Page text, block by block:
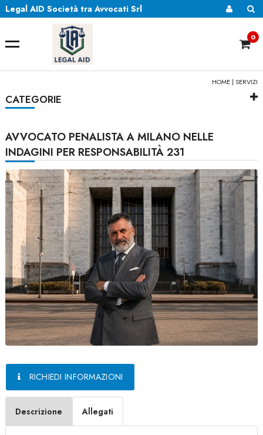
Legal AID Società tra Avvocati Srl
0
HOME |SERVIZI
CATEGORIE
AVVOCATO PENALISTA A MILANO NELLE
INDAGINI PER RESPONSABILITÀ 231
RICHIEDI INFORMAZIONI
Descrizione Allegati